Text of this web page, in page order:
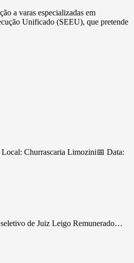
a varas especializadas em
Unificado (SEEU), que pretende
Local: Churrascaria Limozini📅 Data:
seletivo de Juiz Leigo Remunerado…